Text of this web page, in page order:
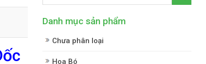
Danh mục sản phẩm
Chưa phân loại
Hoa Bó